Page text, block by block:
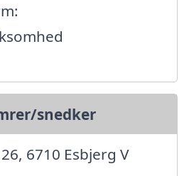
snedker
6710 Esbjerg V